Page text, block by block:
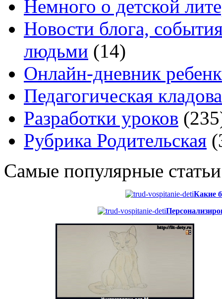
Немного о детской
Новости блога,
людьми (14)
Онлайн-дневник
Педагогическая
Разработки уроков
Рубрика Родительская
Самые популярные
Какие